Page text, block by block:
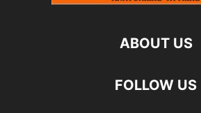
ABOUT US
FOLLOW US